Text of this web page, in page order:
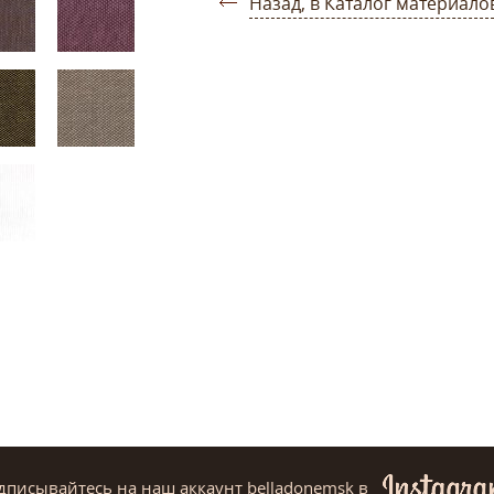
на наш аккаунт belladonemsk в